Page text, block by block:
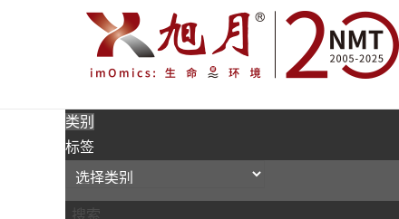
类别
标签